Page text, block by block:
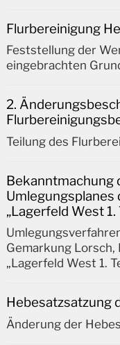
Flurbereinigung
Feststellung der
eingebrachten
2.
Teilung des
Bekanntmachung
Umlegungsplanes
„Lagerfeld West
Gemarkung Lorsch,
„Lagerfeld West 1.
Hebesatzsatzung
Änderung der